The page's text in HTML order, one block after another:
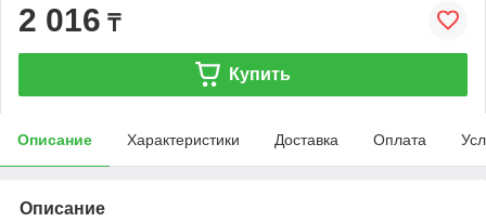
2 016 ₸
Купить
Описание Характеристики Доставка Оплата
Описание